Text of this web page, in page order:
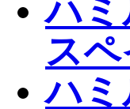
ハ
スペ
ハ